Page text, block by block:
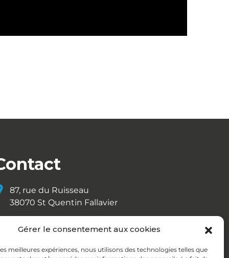
Gérer le consentement aux cookies
meilleures expériences, nous utilisons des technologies telles que
87, rue du Ruisseau
38070 St Quentin Fallavier